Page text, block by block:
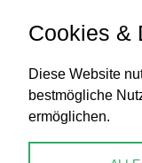
Banküberweisung
Cookies &
Diese Website
bestmögliche
ermöglichen.